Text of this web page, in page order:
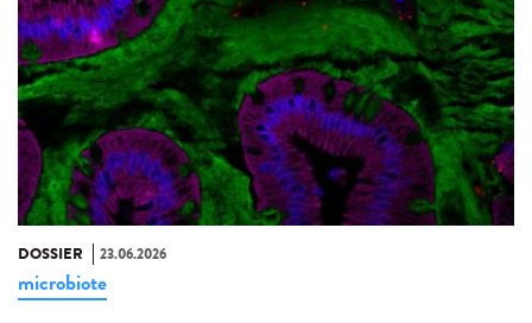
DOSSIER 23.06.2026
microbiote